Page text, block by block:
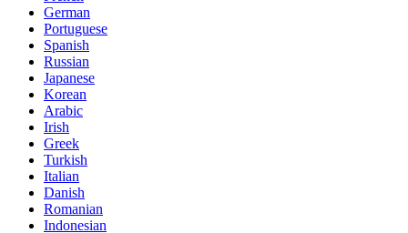
German
Portuguese
Spanish
Russian
Japanese
Korean
Arabic
Irish
Greek
Turkish
Italian
Danish
Romanian
Indonesian